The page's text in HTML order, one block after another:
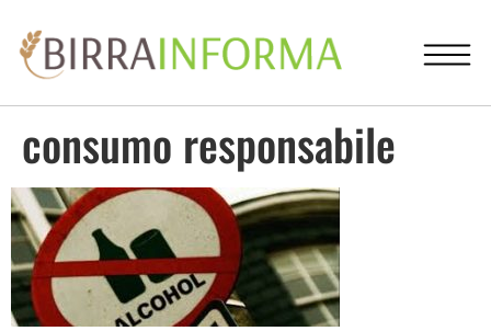
consumo responsabile